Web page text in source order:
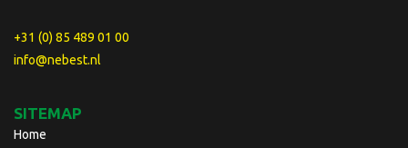
+31 (0) 85 489 01 00
info@nebest.nl
SITEMAP
Home